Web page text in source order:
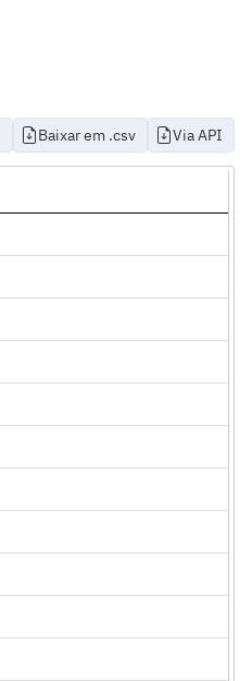
Baixar em .csv Via API